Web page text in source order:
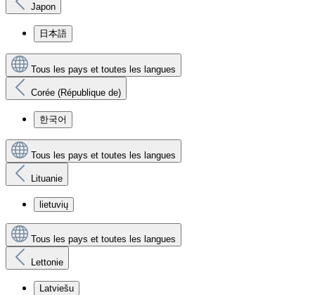
Japon
日本語
Tous les pays et toutes les langues
Corée (République de)
한국어
Tous les pays et toutes les langues
Lituanie
lietuvių
Tous les pays et toutes les langues
Lettonie
Latviešu